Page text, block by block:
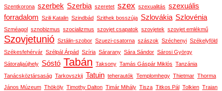
Szentkorona szerbek Szerbia szeretet szex szexualitás szexuális
forradalom Szili Katalin Szindbád Szithek bosszúja Szlovákia Szlovénia
Szméagol sznobizmus szocializmus szovjet csapatok szovjetek szovjet emlékmű
Szovjetunió Sztálin-szobor Szuezi-csatorna szászok Széchenyi Székelyföld
Székesfehérvár Szélpál Árpád Szíria Sárarany Sára Sándor Sárosi György
Sátoraljaújhely Sóstó Tabán Taksony Tamás Gáspár Miklós Tanzánia
Tanácsköztársaság Tarkovszkij Tatuin teherautók Templomhegy Thietmar Thorma
János Múzeum Thököly Timothy Dalton Timár Mihály Tisza Titkos Pál Tolkien Traian